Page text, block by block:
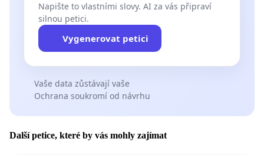
Napište to vlastními slovy. AI za vás připraví
silnou petici.
Vygenerovat petici
Vaše data zůstávají vaše
Ochrana soukromí od návrhu
Další petice, které by vás mohly zajímat